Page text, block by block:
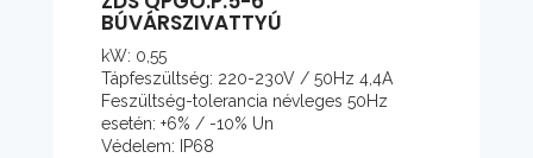
BÚVÁRSZIVATTYÚ
kW: 0,55
Tápfeszültség: 220-230V / 50Hz 4,4A
Feszültség-tolerancia névleges 50Hz
esetén: +6% / -10% Un
Védelem: IP68